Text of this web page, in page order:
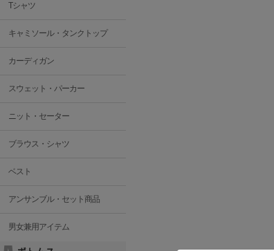
Tシャツ
キャミソール・タンクトップ
カーディガン
スウェット・パーカー
ニット・セーター
ブラウス・シャツ
ベスト
アンサンブル・セット商品
男女兼用アイテム